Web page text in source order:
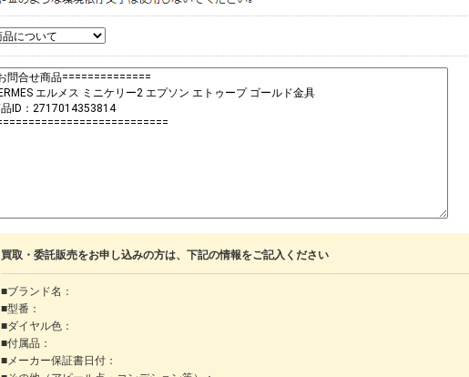
買取・委託販売をお申し込みの方は、下記の情報をご記入ください
■ブランド名：
■型番：
■ダイヤル色：
■付属品：
■メーカー保証書日付：